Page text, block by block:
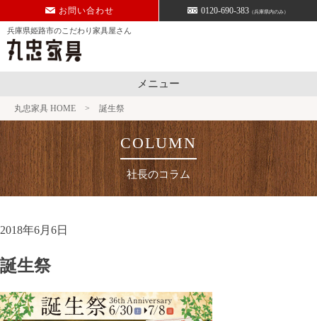
to
content
兵庫県姫路市のこだわり家具屋さん
メニュー
お問い合わせ 0120-690-383 （兵庫県内のみ）
丸忠家具 HOME > 誕生祭
社長のコラム
2018年6月6日
誕生祭